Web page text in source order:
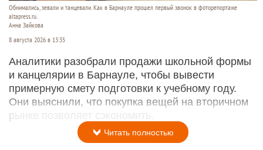
Обнимались, зевали и танцевали. Как в Барнауле прошел первый звонок в фоторепортаже
altapress.ru.
Анна Зайкова
8 августа 2026 в 13:35
Аналитики разобрали продажи школьной формы
и канцелярии в Барнауле, чтобы вывести
примерную смету подготовки к учебному году.
Они выяснили, что покупка вещей на вторичном
рынке позволяет сэкономить.
Читать полностью